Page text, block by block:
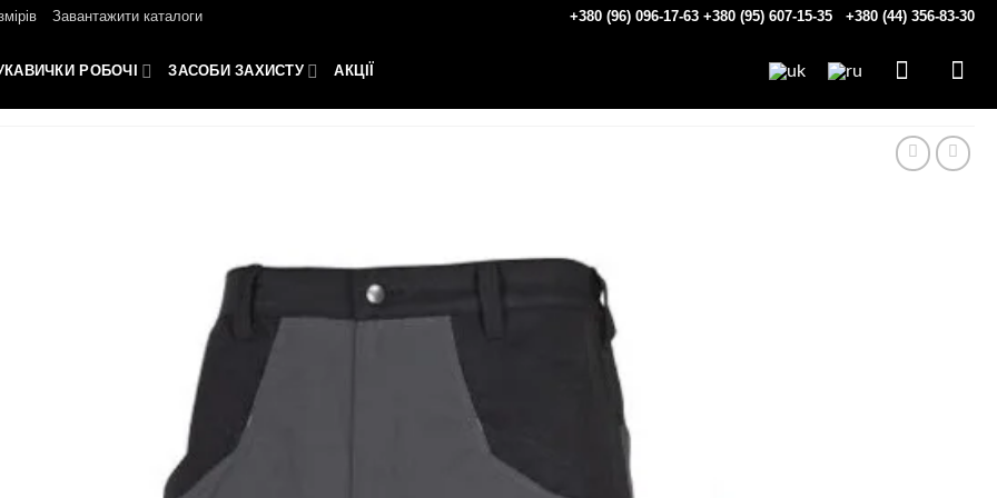
Завантажити каталоги +380 (96) 096-17-63 +380 (95) 607-15-35 +380 (44) 356-83-30
РОБОЧІ ЗАСОБИ ЗАХИСТУ АКЦІЇ